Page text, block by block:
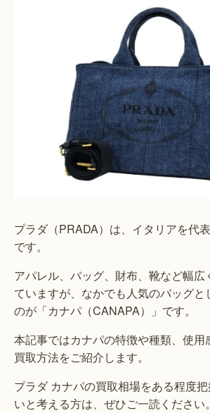
プラダ（PRADA）は、イタリアを代
です。
アパレル、バッグ、財布、靴など幅広
ていますが、なかでも人気のバッグと
のが「カナパ（CANAPA）」です。
本記事ではカナパの特徴や種類、使用
買取方法をご紹介します。
プラダ カナパの買取相場をある程度
いと考える方は、ぜひご一読ください。